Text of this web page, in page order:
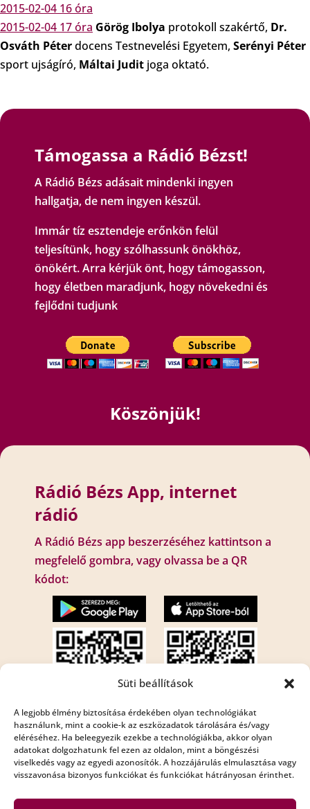
Süti beállítások
A legjobb élmény biztosítása érdekében olyan technológiákat
használunk, mint a cookie-k az eszközadatok tárolására és/vagy
eléréséhez. Ha beleegyezik ezekbe a technológiákba, akkor olyan
adatokat dolgozhatunk fel ezen az oldalon, mint a böngészési
viselkedés vagy az egyedi azonosítók. A hozzájárulás elmulasztása vagy
visszavonása bizonyos funkciókat és funkciókat hátrányosan érinthet.
2015-02-04 16 óra
2015-02-04 17 óra Görög Ibolya protokoll szakértő, Dr.
Osváth Péterdocens Testnevelési Egyetem, Serényi Péter
sport ujságíró, Máltai Judit joga oktató.
Támogassa a Rádió Bézst!
A Rádió Bézs adásait mindenki ingyen
hallgatja, de nem ingyen készül.
Immár tíz esztendeje erőnkön felül
teljesítünk, hogy szólhassunk önökhöz,
önökért. Arra kérjük önt, hogy támogasson,
hogy életben maradjunk, hogy növekedni és
fejlődni tudjunk
Köszönjük!
Rádió Bézs App, internet
rádió
A Rádió Bézs app beszerzéséhez kattintson a
megfelelő gombra, vagy olvassa be a QR
kódot:
Internet rádió:
Rádió Bézs : http://195.210.29.82:8001/bezs
Rádió Bézs 2: http://195.210.29.82:8002/bezs2